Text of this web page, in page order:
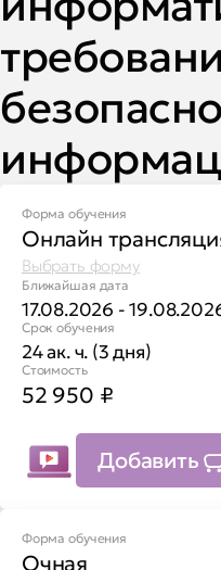
Форма обучения
Онлайн
Выбрать форму
Ближайшая дата
17.08.2026 -
Срок обучения
24 ак. ч. (3 дня)
Стоимость
52 950 ₽
Добавить
Форма обучения
Очная